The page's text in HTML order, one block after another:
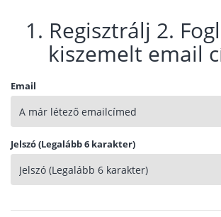
1. Regisztrálj 2.
kiszemelt email
Email
Jelszó (Legalább 6 karakter)